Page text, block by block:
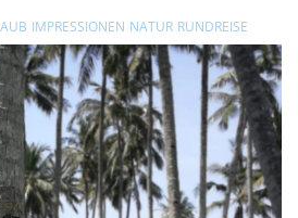
IMPRESSIONEN NATUR RUNDREISE